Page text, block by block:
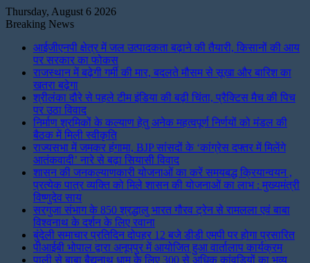
Thursday, August 6 2026
Breaking News
आईजीएनपी क्षेत्र में जल उत्पादकता बढ़ाने की तैयारी, किसानों की आय
पर सरकार का फोकस
राजस्थान में बढ़ेगी गर्मी की मार, बदलते मौसम से सूखा और बारिश का
खतरा बढ़ेगा
श्रीलंका दौरे से पहले टीम इंडिया की बढ़ी चिंता, प्रैक्टिस मैच की पिच
पर उठा विवाद
निर्माण श्रमिकों के कल्याण हेतु अनेक महत्वपूर्ण निर्णयों को मंडल की
बैठक में मिली स्वीकृति
राज्यसभा में जमकर हंगामा, BJP सांसदों के ‘कांग्रेस दफ्तर में मिलेंगे
आतंकवादी’ नारे से बढ़ा सियासी विवाद
शासन की जनकल्याणकारी योजनाओं का करें समयबद्ध क्रियान्वयन ,
प्रत्येक पात्र व्यक्ति को मिले शासन की योजनाओं का लाभ : मुख्यमंत्री
विष्णुदेव साय
सरगुजा संभाग के 850 श्रद्धालु भारत गौरव ट्रेन से रामलला एवं बाबा
विश्वनाथ के दर्शन के लिए रवाना
बुंदेली समाचार प्रतिदिन दोपहर 12 बजे डीडी एमपी पर होगा प्रसारित
पीआईबी भोपाल द्वारा अनूपपुर में आयोजित हुआ वार्तालाप कार्यक्रम
पाली से बाबा बैद्यनाथ धाम के लिए 300 से अधिक कांवड़ियों का भव्य